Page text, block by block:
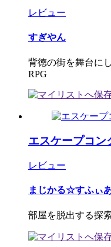
レビュー
すぎやん
背徳の街を舞台に
RPG
エスケープコン
レビュー
まじかる☆すふぃ
部屋を脱出する探